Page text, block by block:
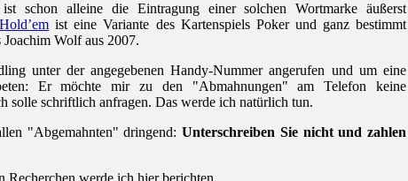
schon alleine die Eintragung einer solchen Wortmarke äußerst
ist eine Variante des Kartenspiels Poker und ganz bestimmt
Wolf aus 2007.
unter der angegebenen Handy-Nummer angerufen und um eine
Er möchte mir zu den "Abmahnungen" am Telefon keine
solle schriftlich anfragen. Das werde ich natürlich tun.
"Abgemahnten" dringend:Unterschreiben Sie nicht und zahlen